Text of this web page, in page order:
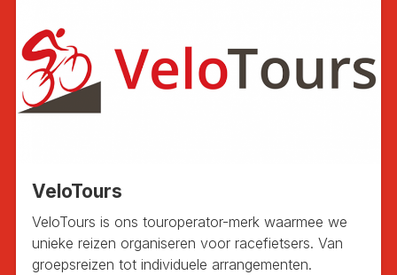
VeloTours
VeloTours is ons touroperator-merk waarmee we
unieke reizen organiseren voor racefietsers. Van
groepsreizen tot individuele arrangementen.